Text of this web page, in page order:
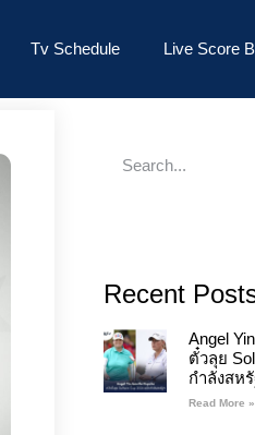
Tv Schedule Live Score
Recent
Angel
ตั๋วลุย
กำลังสห
Read More »